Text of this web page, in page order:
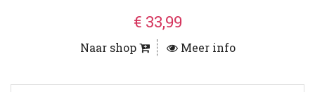
€ 33,99
Naar shop Meer info